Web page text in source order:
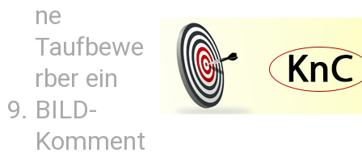
ne
Taufbewe
rber ein
BILD-
Komment